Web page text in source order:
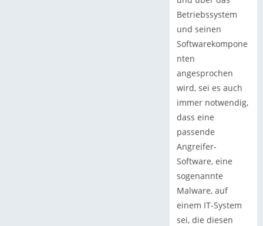
Betriebssystem
und seinen
Softwarekompone
nten
angesprochen
wird, sei es auch
immer notwendig,
dass eine
passende
Angreifer-
Software, eine
sogenannte
Malware, auf
einem IT-System
sei, die diesen